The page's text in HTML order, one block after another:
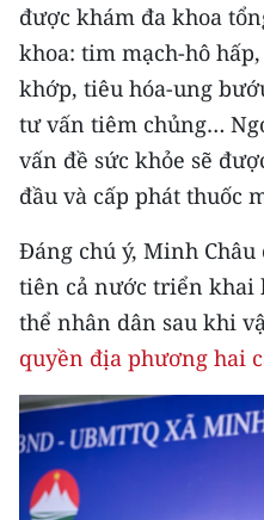
được khám đa khoa
khoa: tim mạch-hô
khớp, tiêu hóa-ung
tư vấn tiêm chủng…
vấn đề sức khỏe sẽ
đầu và cấp phát thuốc
Đáng chú ý, Minh
tiên cả nước triển khai
thể nhân dân sau khi
quyền địa phương hai